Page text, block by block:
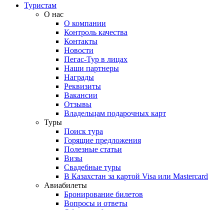
Туристам
О нас
О компании
Контроль качества
Контакты
Новости
Пегас-Тур в лицах
Наши партнеры
Награды
Реквизиты
Вакансии
Отзывы
Владельцам подарочных карт
Туры
Поиск тура
Горящие предложения
Полезные статьи
Визы
Свадебные туры
В Казахстан за картой Visa или Masterсard
Авиабилеты
Бронирование билетов
Вопросы и ответы